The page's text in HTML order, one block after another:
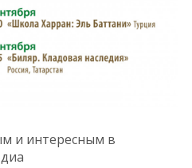
и интересным в